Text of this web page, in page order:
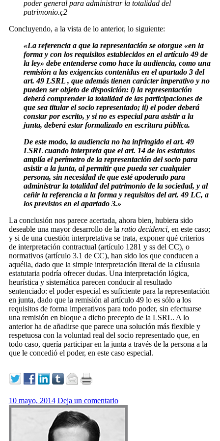
poder general para administrar la totalidad del
patrimonio.ç2
Concluyendo, a la vista de lo anterior, lo siguiente:
«La referencia a que la representación se otorgue «en la
forma y con los requisitos establecidos en el artículo 49 de
la ley» debe entenderse como hace la audiencia, como una
remisión a las exigencias contenidas en el apartado 3 del
art. 49 LSRL , que además tienen carácter imperativo y no
pueden ser objeto de disposición: i) la representación
deberá comprender la totalidad de las participaciones de
que sea titular el socio representado; ii) el poder deberá
constar por escrito, y si no es especial para asistir a la
junta, deberá estar formalizado en escritura pública.
De este modo, la audiencia no ha infringido el art. 49
LSRL cuando interpreta que el art. 14 de los estatutos
amplía el perímetro de la representación del socio para
asistir a la junta, al permitir que pueda ser cualquier
persona, sin necesidad de que esté apoderado para
administrar la totalidad del patrimonio de la sociedad, y al
ceñir la referencia a la forma y requisitos del art. 49 LC, a
los previstos en el apartado 3.»
La conclusión nos parece acertada, ahora bien, hubiera sido
deseable una mayor desarrollo de la ratio decidenci, en este caso;
y si de una cuestión interpretativa se trata, exponer qué criterios
de interpretación contractual (artículo 1281 y ss del CC), o
normativos (artículo 3.1 de CC), han sido los que conducen a
aquélla, dado que la simple interpretación literal de la cláusula
estatutaria podría ofrecer dudas. Una interpretación lógica,
heurística y sistemática parecen conducir al resultado
sentenciado: el poder especial es suficiente para la representación
en junta, dado que la remisión al artículo 49 lo es sólo a los
requisitos de forma imperativos para todo poder, sin efectuarse
una remisión en bloque a dicho precepto de la LSRL. A lo
anterior ha de añadirse que parece una solución más flexible y
respetuosa con la voluntad real del socio representado que, en
todo caso, quería participar en la junta a través de la persona a la
que le concedió el poder, en este caso especial.
10 mayo, 2014 Deja un comentario